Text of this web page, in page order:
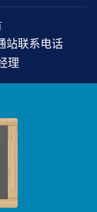
站联系电话
理